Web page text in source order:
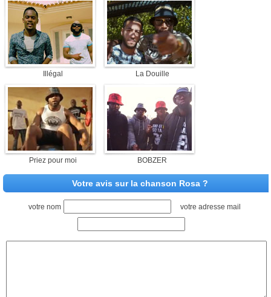
Illégal La Douille
Priez pour moi BOBZER
Votre avis sur la chanson Rosa ?
votre nom votre adresse mail